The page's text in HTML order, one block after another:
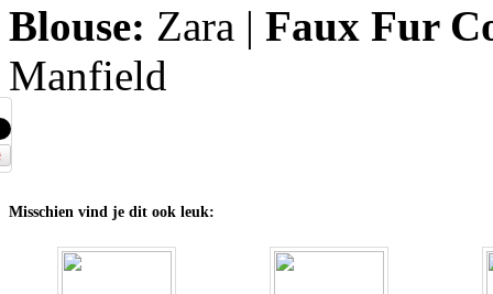
Blouse: Zara | Faux Fur
Manfield
Misschien vind je dit ook leuk: